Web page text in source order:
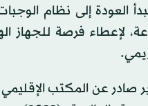
العودة إلى نظام
لإعطاء فرصة للجهاز
صادر عن المكتب